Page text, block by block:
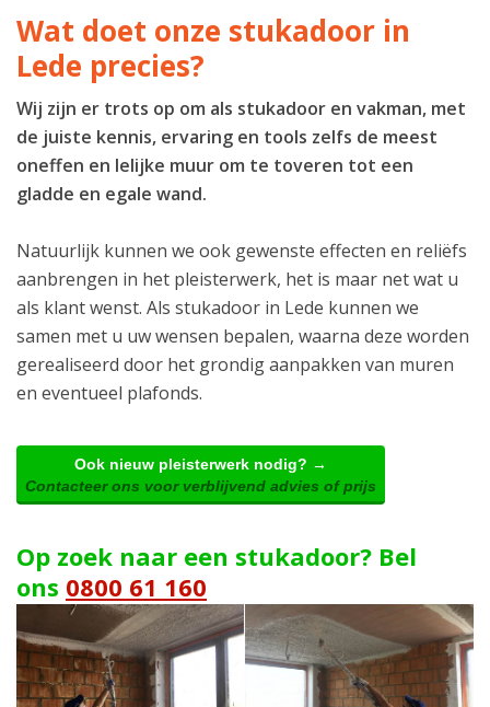
Wat doet onze stukadoor in
Lede precies?
Wij zijn er trots op om als stukadoor en vakman, met
de juiste kennis, ervaring en tools zelfs de meest
oneffen en lelijke muur om te toveren tot een
gladde en egale wand.
Natuurlijk kunnen we ook gewenste effecten en reliëfs
aanbrengen in het pleisterwerk, het is maar net wat u
als klant wenst. Als stukadoor in Lede kunnen we
samen met u uw wensen bepalen, waarna deze worden
gerealiseerd door het grondig aanpakken van muren
en eventueel plafonds.
Ook nieuw pleisterwerk nodig? →
Contacteer ons voor verblijvend advies of prijs
Op zoek naar een stukadoor? Bel
ons 0800 61 160